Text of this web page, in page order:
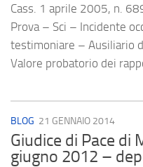
Cass. 1 aprile 2005, n.
Prova – Sci – Incidente
testimoniare – Ausiliario
Valore probatorio dei
BLOG 21 GENNAIO 2014
Giudice di Pace di
giugno 2012 –